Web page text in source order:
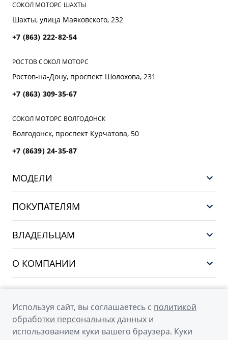
СОКОЛ МОТОРС ШАХТЫ
Шахты, улица Маяковского, 232
+7 (863) 222-82-54
РОСТОВ СОКОЛ МОТОРС
Ростов-на-Дону, проспект Шолохова, 231
+7 (863) 309-35-67
СОКОЛ МОТОРС ВОЛГОДОНСК
Волгодонск, проспект Курчатова, 50
+7 (8639) 24-35-87
МОДЕЛИ
CITYRAY
ATLAS
OKAVANGO
MONJARO
Архивные модели
ПОКУПАТЕЛЯМ
ВЛАДЕЛЬЦАМ
О КОМПАНИИ
Новости
Наша команда
Мы в соцсетях
Используя сайт, вы соглашаетесь с политикой
обработки персональных данных и
использованием куки вашего браузера. Куки